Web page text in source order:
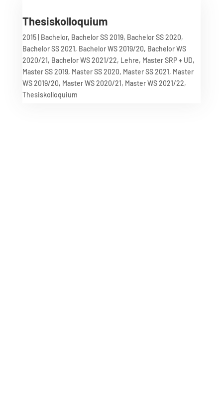
Thesiskolloquium
2015| Bachelor, Bachelor SS 2019, Bachelor SS 2020,
Bachelor SS 2021, Bachelor WS 2019/20, Bachelor WS
2020/21, Bachelor WS 2021/22, Lehre, Master SRP + UD,
Master SS 2019, Master SS 2020, Master SS 2021, Master
WS 2019/20, Master WS 2020/21, Master WS 2021/22,
Thesiskolloquium